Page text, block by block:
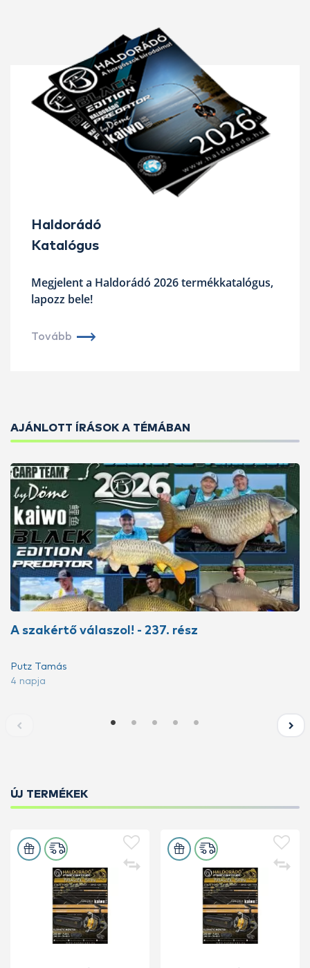
Haldorádó
Katalógus
Megjelent a Haldorádó 2026 termékkatalógus,
lapozz bele!
Tovább
AJÁNLOTT ÍRÁSOK A TÉMÁBAN
A szakértő válaszol! - 237. rész
Putz Tamás
4 napja
ÚJ TERMÉKEK